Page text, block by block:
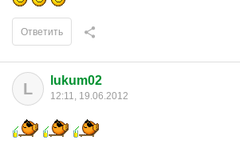
Ответить
L lukum02
12:11, 19.06.2012